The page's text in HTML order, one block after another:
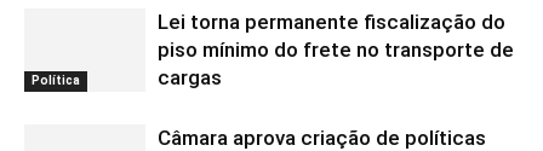
Política
Lei torna permanente fiscalização do
piso mínimo do frete no transporte de
cargas
Câmara aprova criação de políticas